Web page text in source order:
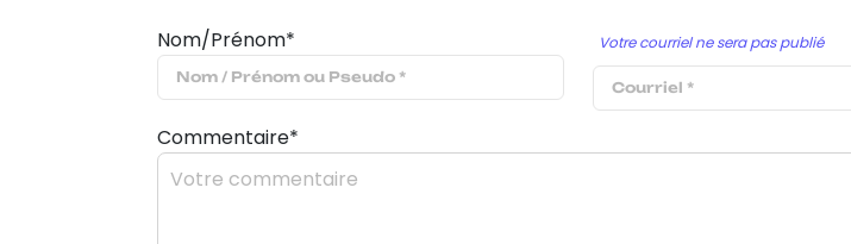
Nom/Prénom* Votre courriel ne sera pas publié
Commentaire*